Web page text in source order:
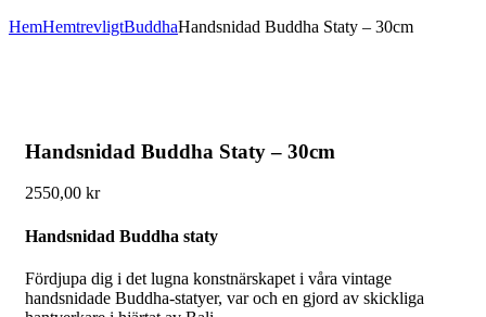
HemHemtrevligtBuddhaHandsnidad Buddha Staty – 30cm
Handsnidad Buddha Staty – 30cm
2550,00 kr
Handsnidad Buddha staty
Fördjupa dig i det lugna konstnärskapet i våra vintage
handsnidade Buddha-statyer, var och en gjord av skickliga